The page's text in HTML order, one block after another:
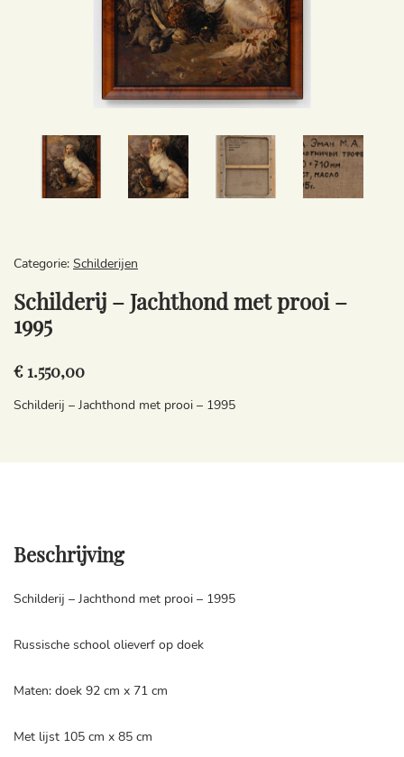
Categorie: Schilderijen
Schilderij – Jachthond met prooi –
1995
€ 1.550,00
Schilderij – Jachthond met prooi – 1995
Beschrijving
Schilderij – Jachthond met prooi – 1995
Russische school olieverf op doek
Maten: doek 92 cm x 71 cm
Met lijst 105 cm x 85 cm